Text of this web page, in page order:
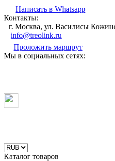
Написать в Whatsapp
Контакты:
г. Москва, ул. Василисы
info@treolink.ru
Проложить маршрут
Мы в социальных сетях:
Каталог товаров